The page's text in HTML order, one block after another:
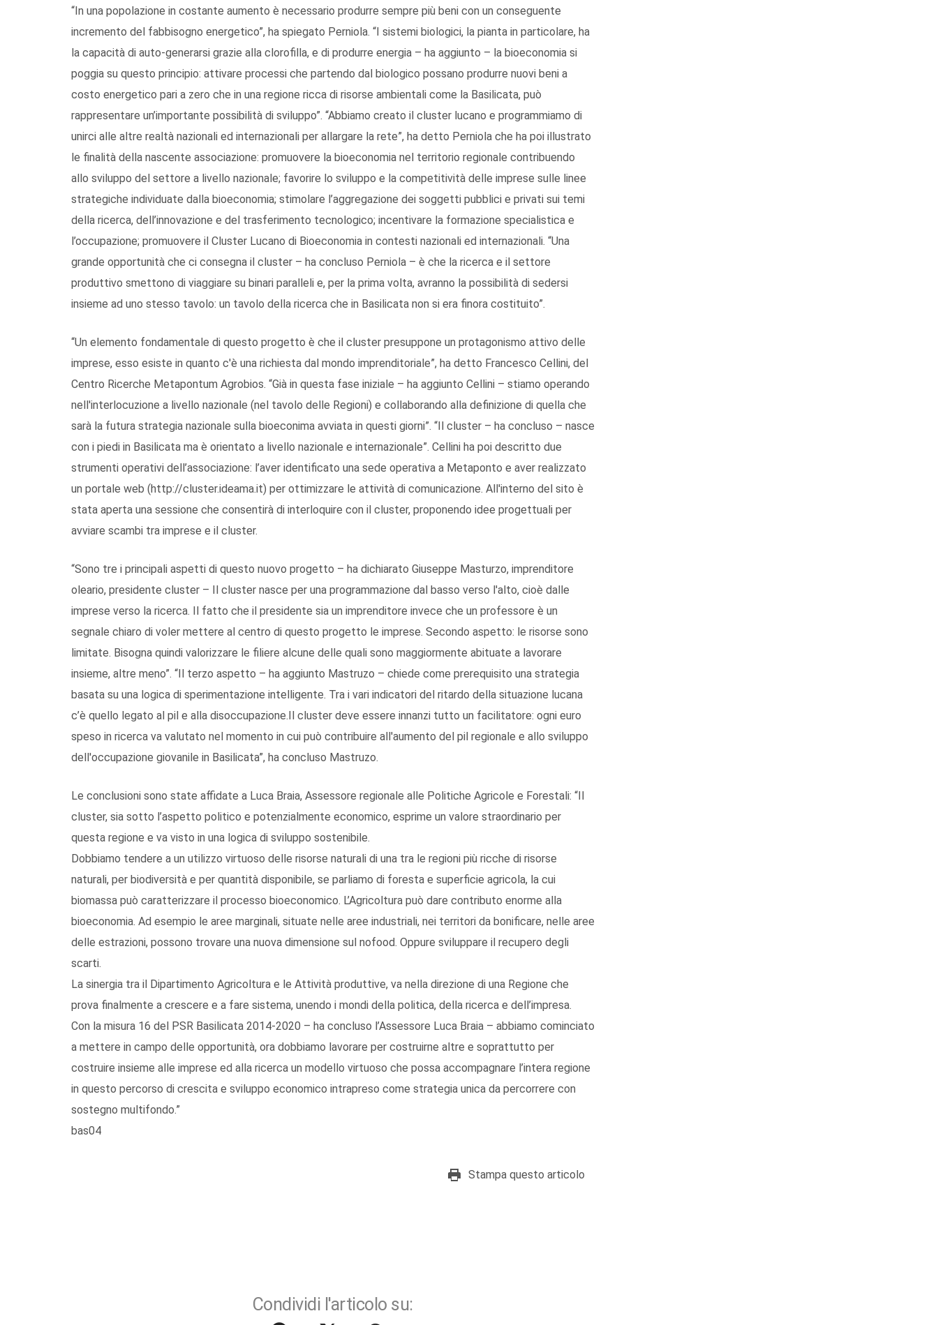
“In una popolazione in costante aumento è necessario produrre sempre più beni con un conseguente
incremento del fabbisogno energetico”, ha spiegato Perniola. “I sistemi biologici, la pianta in particolare, ha
la capacità di auto-generarsi grazie alla clorofilla, e di produrre energia – ha aggiunto – la bioeconomia si
poggia su questo principio: attivare processi che partendo dal biologico possano produrre nuovi beni a
costo energetico pari a zero che in una regione ricca di risorse ambientali come la Basilicata, può
rappresentare un’importante possibilità di sviluppo”. “Abbiamo creato il cluster lucano e programmiamo di
unirci alle altre realtà nazionali ed internazionali per allargare la rete”, ha detto Perniola che ha poi illustrato
le finalità della nascente associazione: promuovere la bioeconomia nel territorio regionale contribuendo
allo sviluppo del settore a livello nazionale; favorire lo sviluppo e la competitività delle imprese sulle linee
strategiche individuate dalla bioeconomia; stimolare l’aggregazione dei soggetti pubblici e privati sui temi
della ricerca, dell’innovazione e del trasferimento tecnologico; incentivare la formazione specialistica e
l’occupazione; promuovere il Cluster Lucano di Bioeconomia in contesti nazionali ed internazionali. “Una
grande opportunità che ci consegna il cluster – ha concluso Perniola – è che la ricerca e il settore
produttivo smettono di viaggiare su binari paralleli e, per la prima volta, avranno la possibilità di sedersi
insieme ad uno stesso tavolo: un tavolo della ricerca che in Basilicata non si era finora costituito”.
“Un elemento fondamentale di questo progetto è che il cluster presuppone un protagonismo attivo delle
imprese, esso esiste in quanto c'è una richiesta dal mondo imprenditoriale”, ha detto Francesco Cellini, del
Centro Ricerche Metapontum Agrobios. “Già in questa fase iniziale – ha aggiunto Cellini – stiamo operando
nell'interlocuzione a livello nazionale (nel tavolo delle Regioni) e collaborando alla definizione di quella che
sarà la futura strategia nazionale sulla bioeconima avviata in questi giorni”. “Il cluster – ha concluso – nasce
con i piedi in Basilicata ma è orientato a livello nazionale e internazionale”. Cellini ha poi descritto due
strumenti operativi dell’associazione: l’aver identificato una sede operativa a Metaponto e aver realizzato
un portale web (http://cluster.ideama.it) per ottimizzare le attività di comunicazione. All'interno del sito è
stata aperta una sessione che consentirà di interloquire con il cluster, proponendo idee progettuali per
avviare scambi tra imprese e il cluster.
“Sono tre i principali aspetti di questo nuovo progetto – ha dichiarato Giuseppe Masturzo, imprenditore
oleario, presidente cluster – Il cluster nasce per una programmazione dal basso verso l'alto, cioè dalle
imprese verso la ricerca. Il fatto che il presidente sia un imprenditore invece che un professore è un
segnale chiaro di voler mettere al centro di questo progetto le imprese. Secondo aspetto: le risorse sono
limitate. Bisogna quindi valorizzare le filiere alcune delle quali sono maggiormente abituate a lavorare
insieme, altre meno”. “Il terzo aspetto – ha aggiunto Mastruzo – chiede come prerequisito una strategia
basata su una logica di sperimentazione intelligente. Tra i vari indicatori del ritardo della situazione lucana
c’è quello legato al pil e alla disoccupazione.Il cluster deve essere innanzi tutto un facilitatore: ogni euro
speso in ricerca va valutato nel momento in cui può contribuire all'aumento del pil regionale e allo sviluppo
dell'occupazione giovanile in Basilicata”, ha concluso Mastruzo.
Le conclusioni sono state affidate a Luca Braia, Assessore regionale alle Politiche Agricole e Forestali: “Il
cluster, sia sotto l’aspetto politico e potenzialmente economico, esprime un valore straordinario per
questa regione e va visto in una logica di sviluppo sostenibile.
Dobbiamo tendere a un utilizzo virtuoso delle risorse naturali di una tra le regioni più ricche di risorse
naturali, per biodiversità e per quantità disponibile, se parliamo di foresta e superficie agricola, la cui
biomassa può caratterizzare il processo bioeconomico. L’Agricoltura può dare contributo enorme alla
bioeconomia. Ad esempio le aree marginali, situate nelle aree industriali, nei territori da bonificare, nelle aree
delle estrazioni, possono trovare una nuova dimensione sul nofood. Oppure sviluppare il recupero degli
scarti.
La sinergia tra il Dipartimento Agricoltura e le Attività produttive, va nella direzione di una Regione che
prova finalmente a crescere e a fare sistema, unendo i mondi della politica, della ricerca e dell’impresa.
Con la misura 16 del PSR Basilicata 2014-2020 – ha concluso l’Assessore Luca Braia – abbiamo cominciato
a mettere in campo delle opportunità, ora dobbiamo lavorare per costruirne altre e soprattutto per
costruire insieme alle imprese ed alla ricerca un modello virtuoso che possa accompagnare l’intera regione
in questo percorso di crescita e sviluppo economico intrapreso come strategia unica da percorrere con
sostegno multifondo.”
bas04
Stampa questo articolo
Condividi l'articolo su: